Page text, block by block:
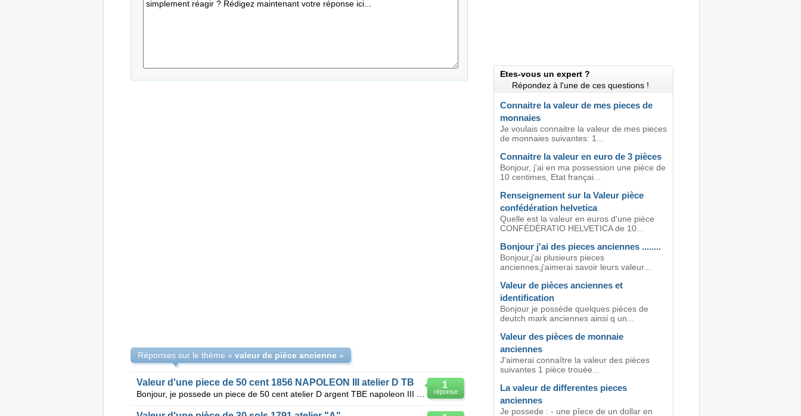
Réponses sur le thème « valeur de pièce ancienne»
1
réponse
Valeur d'une piece de 50 cent 1856 NAPOLEON III atelier D TB
Etes-vous un expert ?
Répondez à l'une de ces questions !
Connaitre la valeur de mes pieces de
monnaies
Je voulais connaitre la valeur de mes pieces
de monnaies suivantes: 1...
Connaitre la valeur en euro de 3 pièces
Bonjour, j'ai en ma possession une pièce de
10 centimes, Etat françai...
Renseignement sur la Valeur pièce
confédération helvetica
Quelle est la valeur en euros d'une pièce
CONFÉDÉRATIO HELVETICA de 10...
Bonjour j'ai des pieces anciennes ........
Bonjour,j'ai plusieurs pieces
anciennes,j'aimerai savoir leurs valeur...
Valeur de pièces anciennes et
identification
Bonjour je possède quelques pièces de
deutch mark anciennes ainsi q un...
Valeur des pièces de monnaie
anciennes
J'aimerai connaître la valeur des pièces
suivantes 1 pièce trouée...
La valeur de differentes pieces
anciennes
Je possede : - une pîece de un dollar en